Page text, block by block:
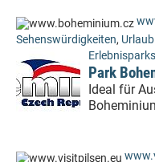
Sehenswürdigkeiten,
Erlebnisparks
Park
Ideal für